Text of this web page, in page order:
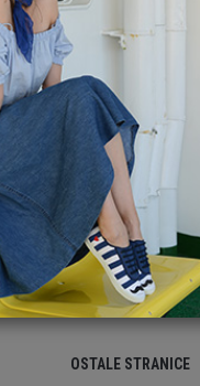
OSTALE STRANICE